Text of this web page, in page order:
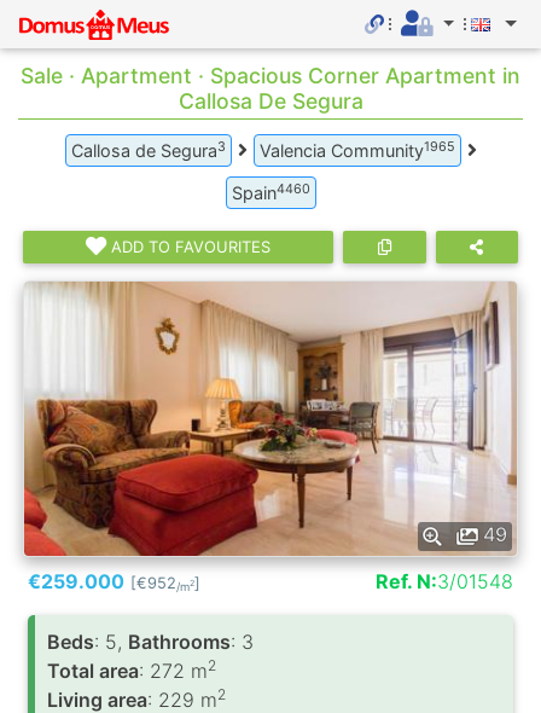
Sale · Apartment · Spacious Corner Apartment in
Callosa De Segura
Callosa de Segura3 Valencia Community1965
Spain4460
ADD TO FAVOURITES
49
€259.000 [€952/m2] Ref. N:3/01548
Вeds: 5, Bathrooms: 3
Total area: 272 m2
Living area: 229 m2